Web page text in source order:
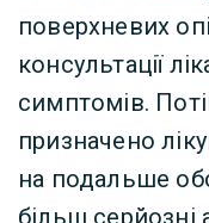
поверхневих
консультації
симптомів.
призначено
на подальше
більш